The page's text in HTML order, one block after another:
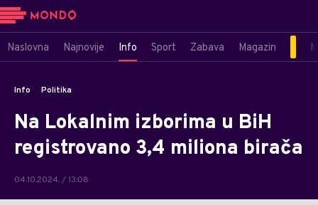
Naslovna Najnovije Info Sport Zabava Magazin
Info Politika
Na Lokalnim izborima u BiH
registrovano 3,4 miliona birača
04.10.2024. / 13:08